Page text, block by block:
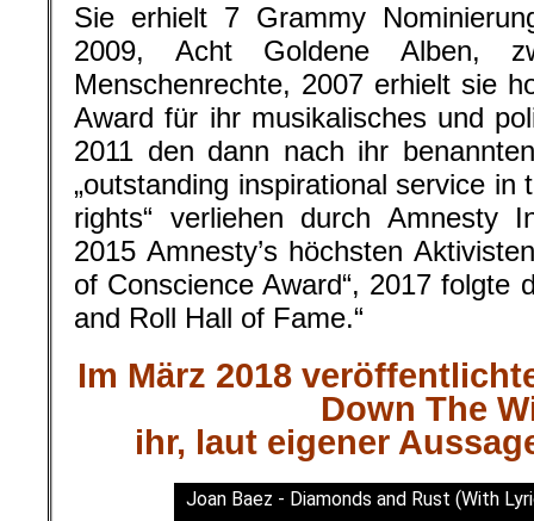
Sie erhielt 7 Grammy
2009, Acht Goldene Alben,
Menschenrechte, 2007 erhielt sie
Award für ihr musikalisches und
2011 den dann nach ihr
„outstanding inspirational service
rights“ verliehen durch Amnesty
2015 Amnesty’s höchsten
of Conscience Award“, 2017 folgte
and Roll Hall of Fame.“
Im März 2018
Down The
ihr, laut eigener
Joan Baez - Diamonds and Rust (With